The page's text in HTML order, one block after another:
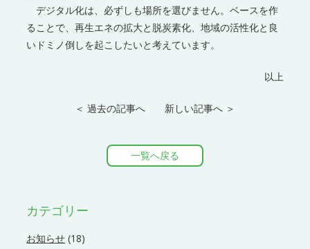
デジタル化は、必ずしも場所を選びません。ベースを作
ることで、再生エネの拡大と脱炭素化、地域の活性化と良
いドミノ倒しを起こしたいと考えています。
以上
＜ 過去の記事へ 新しい記事へ ＞
一覧へ戻る
カテゴリー
お知らせ (18)